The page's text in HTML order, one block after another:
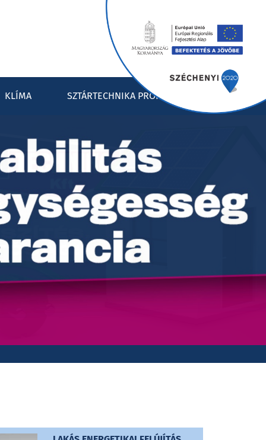
KLÍMA SZTÁRTECHNIKA PROFIL